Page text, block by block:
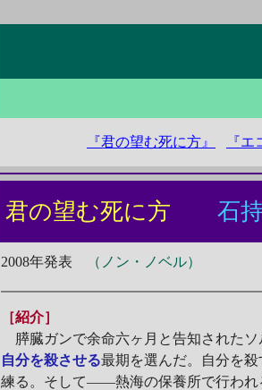
『君の望む死に方』 『
君の望む死に方石
2008年発表 （ノン・ノベル）
［紹介］
膵臓ガンで余命六ヶ月と告知されたソ
自分を殺させる最期を選んだ。自分を
練る。そして――熱海の保養所で行われ